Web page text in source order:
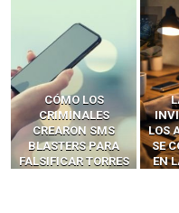
LA BRECHA
INVISIBLE: CÓMO
LOS AGENTES DE IA
SE CONVIRTIERON
EN LA SUPERFICIE